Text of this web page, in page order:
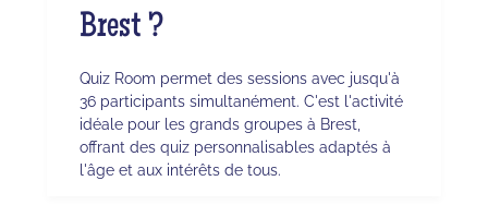
Brest ?
Quiz Room permet des sessions avec jusqu'à
36 participants simultanément. C'est l'activité
idéale pour les grands groupes à Brest,
offrant des quiz personnalisables adaptés à
l'âge et aux intérêts de tous.